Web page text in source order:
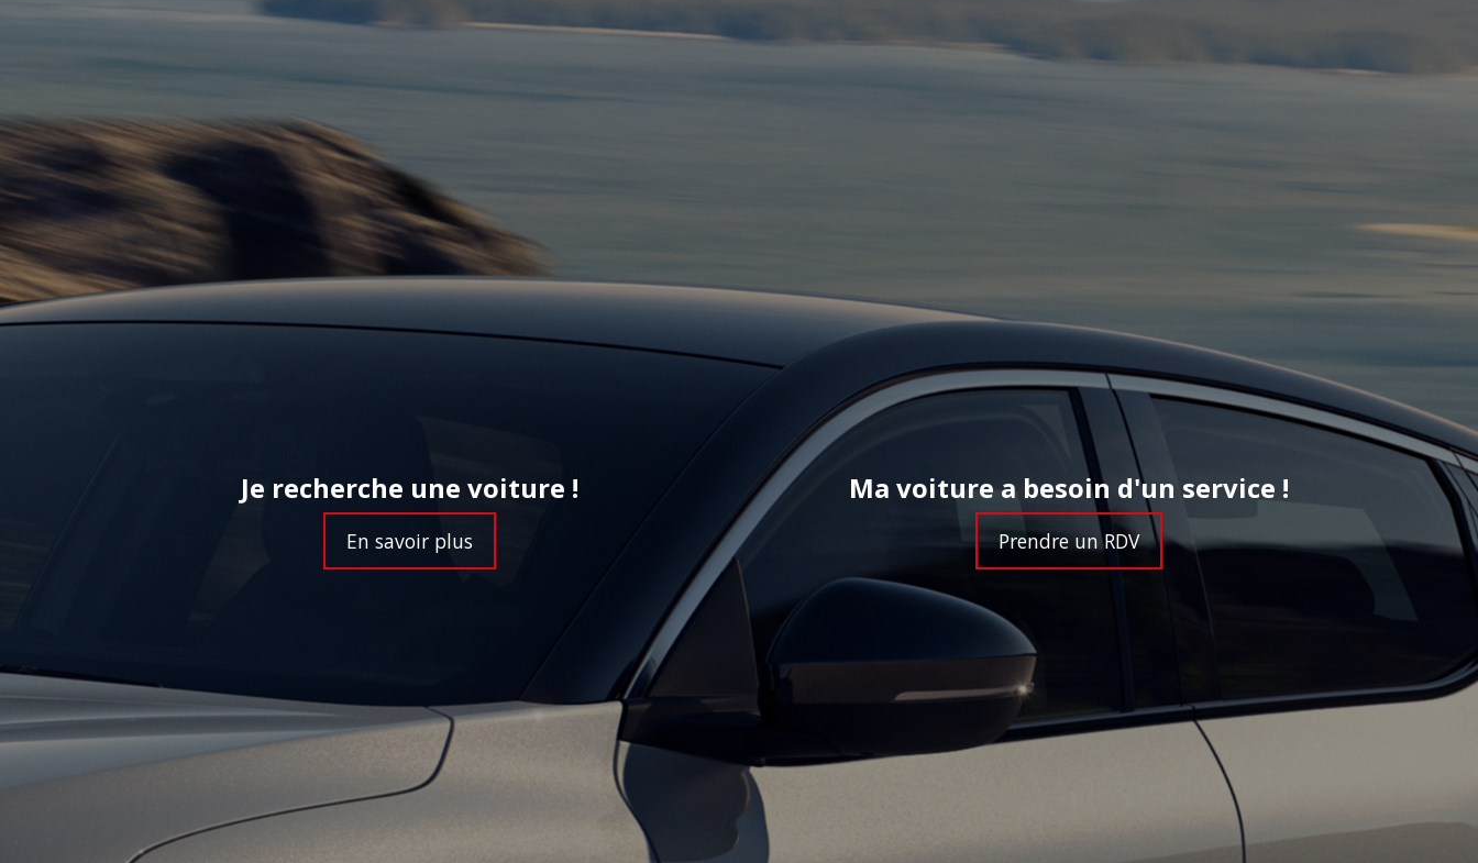
Je recherche une voiture !
En savoir plus
Ma voiture a besoin d'un service !
Prendre un RDV